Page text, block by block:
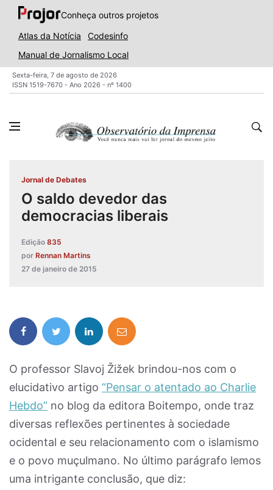
Conheça outros projetos
Atlas da Notícia
Codesinfo
Manual de Jornalismo Local
Sexta-feira, 7 de agosto de 2026
ISSN 1519-7670 - Ano 2026 - nº 1400
Jornal de Debates
O saldo devedor das
democracias liberais
Edição 835
por Rennan Martins
27 de janeiro de 2015
O professor Slavoj Žižek brindou-nos com o
elucidativo artigo “Pensar o atentado ao Charlie
Hebdo” no blog da editora Boitempo, onde traz
diversas reflexões pertinentes à sociedade
ocidental e seu relacionamento com o islamismo
e o povo muçulmano. No último parágrafo lemos
uma intrigante conclusão, que diz: